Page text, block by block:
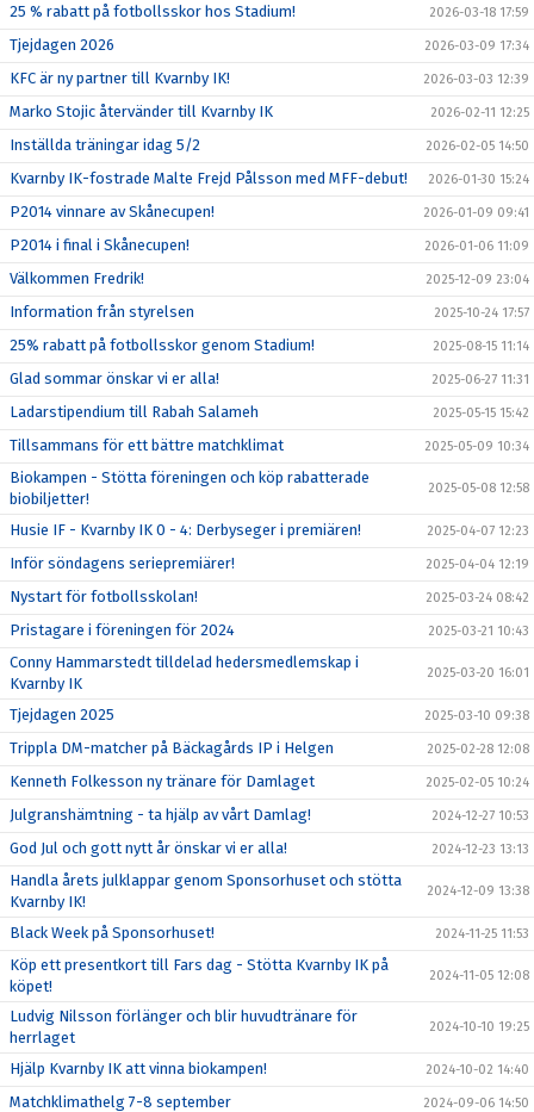
25 % rabatt på fotbollsskor hos Stadium! 2026-03-18 17:59
Tjejdagen 2026 2026-03-09 17:34
KFC är ny partner till Kvarnby IK! 2026-03-03 12:39
Marko Stojic återvänder till Kvarnby IK 2026-02-11 12:25
Inställda träningar idag 5/2 2026-02-05 14:50
Kvarnby IK-fostrade Malte Frejd Pålsson med MFF-debut! 2026-01-30 15:24
P2014 vinnare av Skånecupen! 2026-01-09 09:41
P2014 i final i Skånecupen! 2026-01-06 11:09
Välkommen Fredrik! 2025-12-09 23:04
Information från styrelsen 2025-10-24 17:57
25% rabatt på fotbollsskor genom Stadium! 2025-08-15 11:14
Glad sommar önskar vi er alla! 2025-06-27 11:31
Ladarstipendium till Rabah Salameh 2025-05-15 15:42
Tillsammans för ett bättre matchklimat 2025-05-09 10:34
Biokampen - Stötta föreningen och köp rabatterade
biobiljetter!
2025-05-08 12:58
Husie IF - Kvarnby IK 0 - 4: Derbyseger i premiären! 2025-04-07 12:23
Inför söndagens seriepremiärer! 2025-04-04 12:19
Nystart för fotbollsskolan! 2025-03-24 08:42
Pristagare i föreningen för 2024 2025-03-21 10:43
Conny Hammarstedt tilldelad hedersmedlemskap i
Kvarnby IK
2025-03-20 16:01
Tjejdagen 2025 2025-03-10 09:38
Trippla DM-matcher på Bäckagårds IP i Helgen 2025-02-28 12:08
Kenneth Folkesson ny tränare för Damlaget 2025-02-05 10:24
Julgranshämtning - ta hjälp av vårt Damlag! 2024-12-27 10:53
God Jul och gott nytt år önskar vi er alla! 2024-12-23 13:13
Handla årets julklappar genom Sponsorhuset och stötta
Kvarnby IK!
2024-12-09 13:38
Black Week på Sponsorhuset! 2024-11-25 11:53
Köp ett presentkort till Fars dag - Stötta Kvarnby IK på
köpet!
2024-11-05 12:08
Ludvig Nilsson förlänger och blir huvudtränare för
herrlaget
2024-10-10 19:25
Hjälp Kvarnby IK att vinna biokampen! 2024-10-02 14:40
Matchklimathelg 7-8 september 2024-09-06 14:50